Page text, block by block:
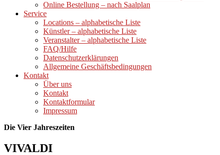
Online Bestellung – nach Saalplan
Service
Locations – alphabetische Liste
Künstler – alphabetische Liste
Veranstalter – alphabetische Liste
FAQ/Hilfe
Datenschutzerklärungen
Allgemeine Geschäftsbedingungen
Kontakt
Über uns
Kontakt
Kontaktformular
Impressum
Die Vier Jahreszeiten
VIVALDI